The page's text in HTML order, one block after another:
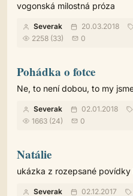
vogonská milostná próza
Severak 20.03.2018
2258 (33)
0
Pohádka o fotce
Ne, to není dobou, to my
Severak 02.01.2018
1663 (24)
0
Natálie
ukázka z rozepsané povídky
Severak 02.12.2017